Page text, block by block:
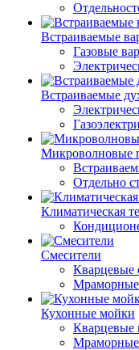
Встраиваемые
Газовые
Встраиваемые
Микроволновые
Отдельно
Климатическая
Смесители
Кварцевые
Мраморные
Кухонные мойки
Кварцевые